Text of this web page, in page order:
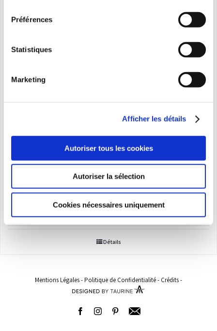
Préférences
Statistiques
Marketing
Afficher les détails
Autoriser tous les cookies
Autoriser la sélection
Cookies nécessaires uniquement
Boxer
115,00€Plage
de
prix :
115,00€
Détails
Mentions Légales- Politique de Confidentialité- Crédits-
FacebookInstagramPinterest
Adresse